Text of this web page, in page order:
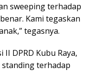
sweeping terhadap
Kami tegaskan
tegasnya.
DPRD Kubu Raya,
standing terhadap